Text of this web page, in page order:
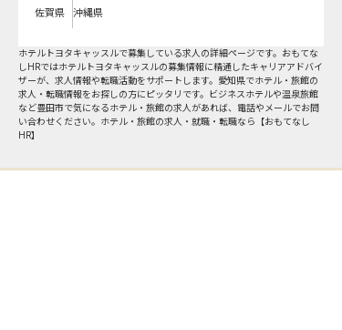
佐賀県 沖縄県
ホテルトヨタキャッスルで募集している求人の詳細ページです。おもてな
しHRではホテルトヨタキャッスルの募集情報に精通したキャリアアドバイ
ザーが、求人情報や転職活動をサポートします。愛知県でホテル・旅館の
求人・転職情報をお探しの方にピッタリです。ビジネスホテルや温泉旅館
など豊田市で気になるホテル・旅館の求人があれば、電話やメールでお問
い合わせください。ホテル・旅館の求人・就職・転職なら【おもてなし
HR】